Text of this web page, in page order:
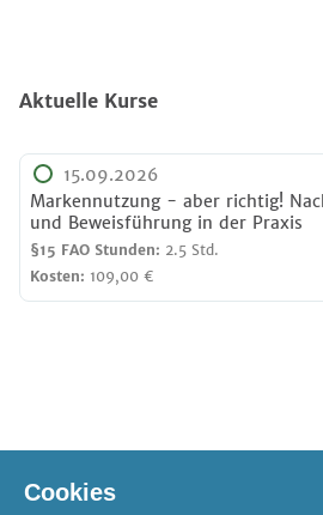
Aktuelle Kurse
15.09.2026
Markennutzung - aber richtig!
und Beweisführung in der Praxis
§15 FAO Stunden: 2.5 Std.
Kosten: 109,00 €
Verfügbare Pakete
Cookies